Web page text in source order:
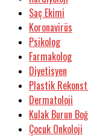
Saç Ekimi
Koronavirüs
Psikolog
Farmakolog
Diyetisyen
Plastik
Dermatoloji
Kulak Burun
Çocuk Onkoloji